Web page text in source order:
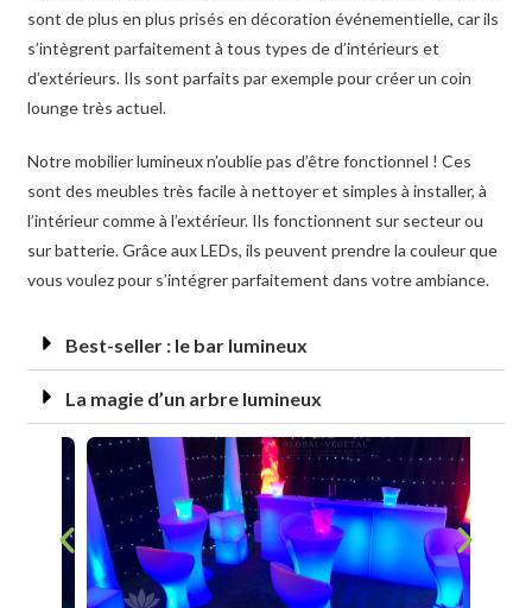
sont de plus en plus prisés en décoration événementielle, car ils
s’intègrent parfaitement à tous types de d’intérieurs et
d’extérieurs. Ils sont parfaits par exemple pour créer un coin
lounge très actuel.
Notre mobilier lumineux n’oublie pas d’être fonctionnel ! Ces
sont des meubles très facile à nettoyer et simples à installer, à
l’intérieur comme à l’extérieur. Ils fonctionnent sur secteur ou
sur batterie. Grâce aux LEDs, ils peuvent prendre la couleur que
vous voulez pour s’intégrer parfaitement dans votre ambiance.
Best-seller : le bar lumineux
La magie d’un arbre lumineux